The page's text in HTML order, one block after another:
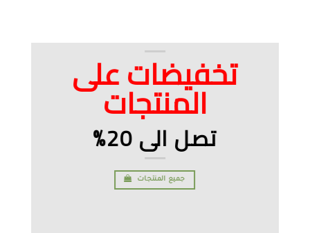
تخفيضات على
المنتجات
تصل الى 20%
جميع المنتجات